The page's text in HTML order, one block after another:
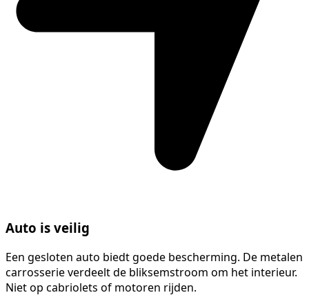
Auto is veilig
Een gesloten auto biedt goede bescherming. De metalen
carrosserie verdeelt de bliksemstroom om het interieur.
Niet op cabriolets of motoren rijden.